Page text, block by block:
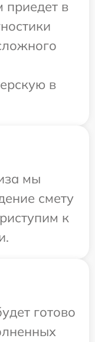
в
в
мы
смету
к
готово